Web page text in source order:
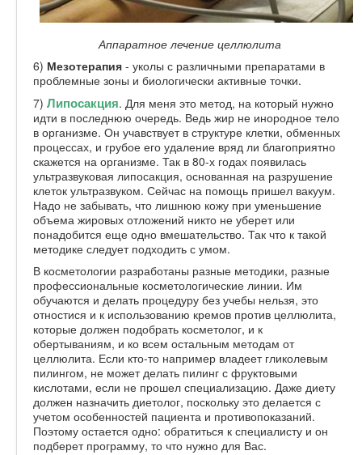
Аппаратное лечение целлюлита
6) Мезотерапия - уколы с различными препаратами в
проблемные зоны и биологически активные точки.
7) Липосакция. Для меня это метод, на который нужно
идти в последнюю очередь. Ведь жир не инородное тело
в организме. Он учавствует в структуре клетки, обменных
процессах, и грубое его удаление вряд ли благоприятно
скажется на организме. Так в 80-х годах появилась
ультразвуковая липосакция, основанная на разрушение
клеток ультразвуком. Сейчас на помощь пришел вакуум.
Надо не забывать, что лишнюю кожу при уменьшение
объема жировых отложений никто не уберет или
понадобится еще одно вмешательство. Так что к такой
методике следует подходить с умом.
В косметологии разработаны разные методики, разные
профессиональные косметологические линии. Им
обучаются и делать процедуру без учебы нельзя, это
отностися и к использованию кремов против целлюлита,
которые должен подобрать косметолог, и к
обертываниям, и ко всем остальным методам от
целлюлита. Если кто-то например владеет гликолевым
пилингом, не может делать пилинг с фруктовыми
кислотами, если не прошел специализацию. Даже диету
должен назначить диетолог, поскольку это делается с
учетом особенностей пациента и противопоказаний.
Поэтому остается одно: обратиться к специалисту и он
подберет программу, то что нужно для Вас.